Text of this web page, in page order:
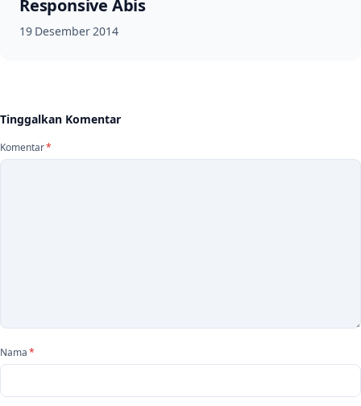
Responsive Abis
19 Desember 2014
Tinggalkan Komentar
Komentar*
Nama *